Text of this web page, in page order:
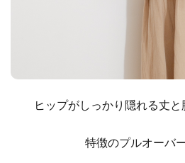
ヒップがしっかり隠れる丈
特徴のプルオーバ